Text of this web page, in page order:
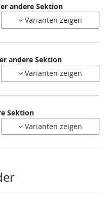
andere Sektion
Varianten zeigen
andere Sektion
Varianten zeigen
Sektion
Varianten zeigen